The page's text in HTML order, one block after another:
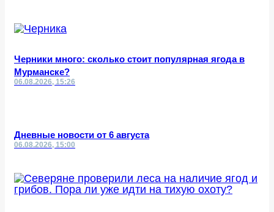
Черники много: сколько стоит популярная ягода в
Мурманске?
06.08.2026, 15:26
Дневные новости от 6 августа
06.08.2026, 15:00